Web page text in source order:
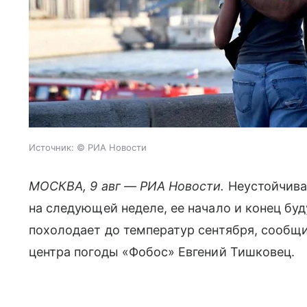
Источник: © РИА Новости
МОСКВА, 9 авг — РИА Новости.
на следующей неделе, ее начало и конец
похолодает до температур сентября,
центра погоды «Фобос» Евгений Тишковец.